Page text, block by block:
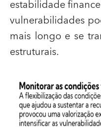
estabilidade
vulnerabilidades
mais longo e se
estruturais.